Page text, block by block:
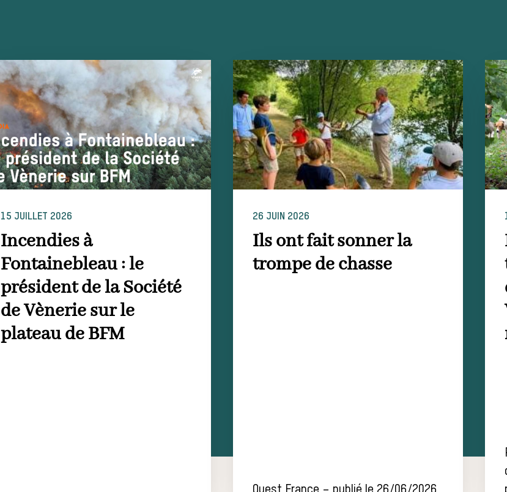
15 JUILLET 2026
Incendies à
Fontainebleau : le
président de la Société
de Vènerie sur le
plateau de BFM
26 JUIN 2026
Ils ont fait sonner la
trompe de chasse